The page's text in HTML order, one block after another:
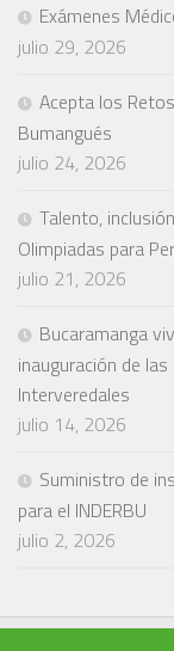
Exámenes
julio 29, 2026
Acepta los
Bumangués
julio 24, 2026
Talento,
Olimpiadas para
julio 21, 2026
Bucaramanga
inauguración de
Interveredales
julio 14, 2026
Suministro de
para el INDERBU
julio 2, 2026